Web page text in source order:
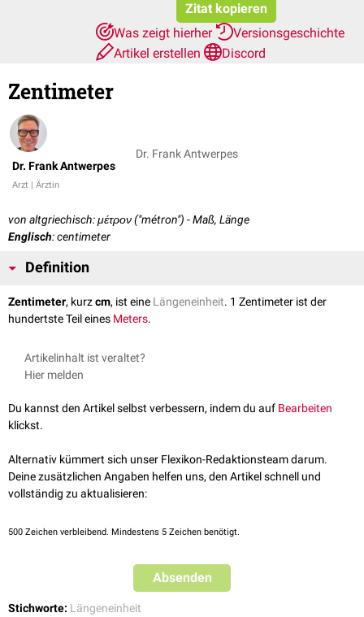
Zitat kopieren
Was zeigt hierher
Versionsgeschichte
Artikel erstellen
Discord
Zentimeter
Dr. Frank Antwerpes
Arzt | Ärztin
Dr. Frank Antwerpes
von altgriechisch: μέτρον ("métron") - Maß, Länge
Englisch: centimeter
Definition
Zentimeter, kurzcm, ist eine Längeneinheit. 1 Zentimeter ist der
hundertste Teil eines Meters.
Artikelinhalt ist veraltet?
Hier melden
Du kannst den Artikel selbst verbessern, indem du auf Bearbeiten
klickst.
Alternativ kümmert sich unser Flexikon-Redaktionsteam darum.
Deine zusätzlichen Angaben helfen uns, den Artikel schnell und
vollständig zu aktualisieren:
500 Zeichen verbleibend. Mindestens 5 Zeichen benötigt.
Absenden
Stichworte: Längeneinheit